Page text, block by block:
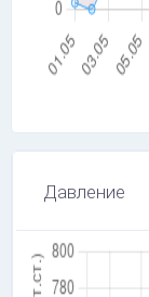
Давление